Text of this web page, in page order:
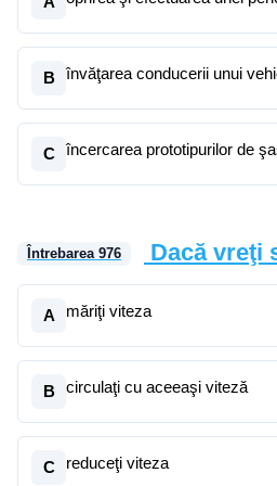
B învăţarea conducerii unui
C încercarea prototipurilor de
Întrebarea 976 Dacă vreţi
A măriţi viteza
B circulaţi cu aceeaşi viteză
C reduceţi viteza